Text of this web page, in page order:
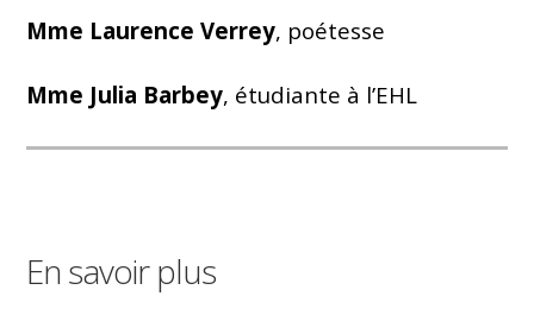
Mme Laurence Verrey, poétesse
Mme Julia Barbey, étudiante à l’EHL
En savoir plus